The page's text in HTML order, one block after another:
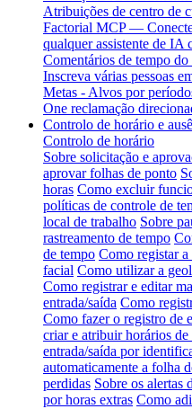
Atribuições de centro de
Factorial MCP —
qualquer assistente de
Comentários de tempo
Inscreva várias pessoas
Metas - Alvos por
One reclamação
Controlo de horário e
Controlo de horário
Sobre solicitação e
aprovar folhas de ponto
horas Como excluir
políticas de controle de
local de trabalho Sobre
rastreamento de tempo
de tempo Como registar
facial Como utilizar a
Como registrar e editar
entrada/saída Como
Como fazer o registro de
criar e atribuir horários de
entrada/saída por
automaticamente a folha
perdidas Sobre os alertas
por horas extras Como